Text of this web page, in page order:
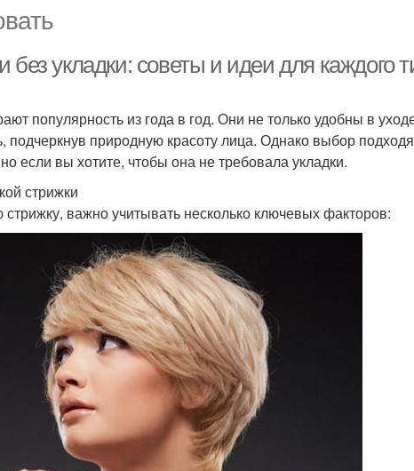
без укладки: советы и идеи для каждого
популярность из года в год. Они не только удобны в
подчеркнув природную красоту лица. Однако выбор
если вы хотите, чтобы она не требовала укладки.
стрижки
важно учитывать несколько ключевых факторов: